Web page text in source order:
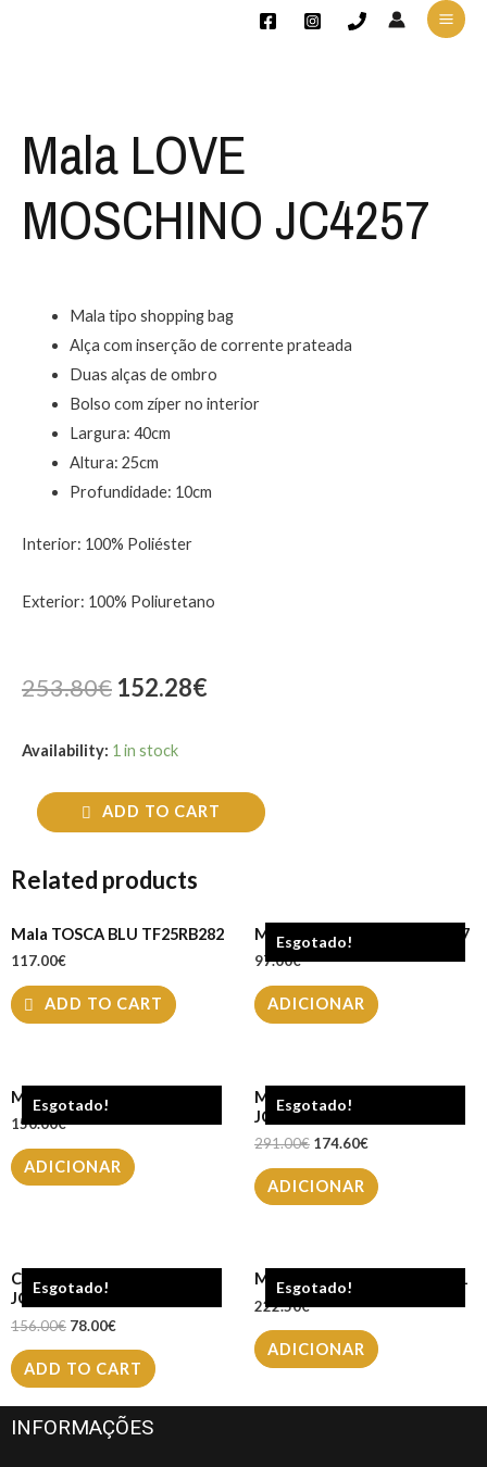
Mala LOVE
MOSCHINO JC4257
Mala tipo shopping bag
Alça com inserção de corrente prateada
Duas alças de ombro
Bolso com zíper no interior
Largura: 40cm
Altura: 25cm
Profundidade: 10cm
Interior: 100% Poliéster
Exterior: 100% Poliuretano
253.80€ 152.28€
Availability: 1 in stock
ADD TO CART
Related products
Mala TOSCA BLU TF25RB282
117.00€
ADD TO CART
Esgotado!
Mala TOSCA BLU TF25HB117
97.00€
ADICIONAR
Esgotado!
Mala TOSCA BLU TF25JB173
150.00€
ADICIONAR
Esgotado!
Mala LOVE MOSCHINO
JC4070
291.00€ 174.60€
ADICIONAR
Esgotado!
Clutch LOVE MOSCHINO
JC4342
156.00€ 78.00€
ADD TO CART
Esgotado!
Mala TOSCA BLU TF22PB171
222.50€
ADICIONAR
INFORMAÇÕES